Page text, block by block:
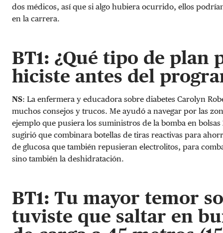
dos médicos, así que si algo hubiera ocurrido, ellos
en la carrera.
BT1: ¿Qué tipo de plan
hiciste antes del
NS: La enfermera y educadora sobre diabetes Carolyn
muchos consejos y trucos. Me ayudó a navegar por las
ejemplo que pusiera los suministros de la bomba en
sugirió que combinara botellas de tiras reactivas para
de glucosa que también repusieran electrolitos, para
sino también la deshidratación.
BT1: Tu mayor temor
tuviste que saltar en